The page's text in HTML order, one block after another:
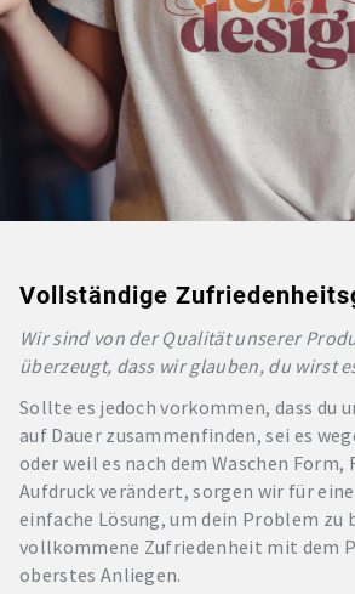
Vollständige
Wir sind von der Qualität unserer
überzeugt, dass wir glauben, du wirst
Sollte es jedoch vorkommen, dass du
auf Dauer zusammenfinden, sei es
oder weil es nach dem Waschen Form,
Aufdruck verändert, sorgen wir für
einfache Lösung, um dein Problem zu
vollkommene Zufriedenheit mit dem
oberstes Anliegen.